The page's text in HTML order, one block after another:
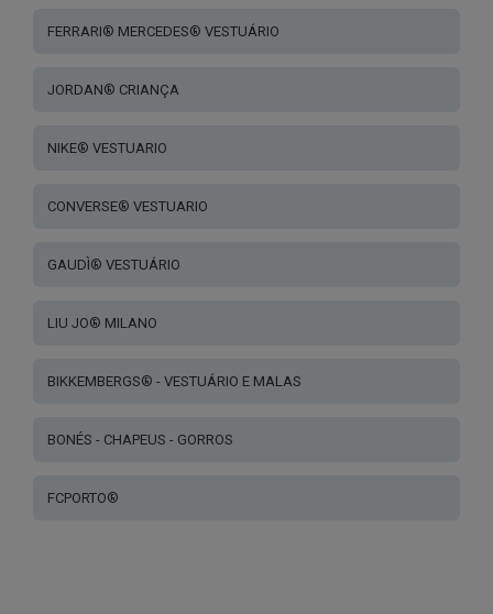
FERRARI® MERCEDES® VESTUÁRIO
JORDAN® CRIANÇA
NIKE® VESTUARIO
CONVERSE® VESTUARIO
GAUDÌ® VESTUÁRIO
LIU JO® MILANO
BIKKEMBERGS® - VESTUÁRIO E MALAS
BONÉS - CHAPEUS - GORROS
FCPORTO®